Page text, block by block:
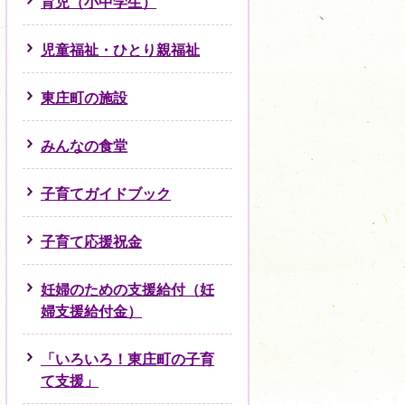
児童福祉・ひとり親福祉
東庄町の施設
みんなの食堂
子育てガイドブック
子育て応援祝金
妊婦のための支援給付（妊
婦支援給付金）
「いろいろ！東庄町の子育
て支援」